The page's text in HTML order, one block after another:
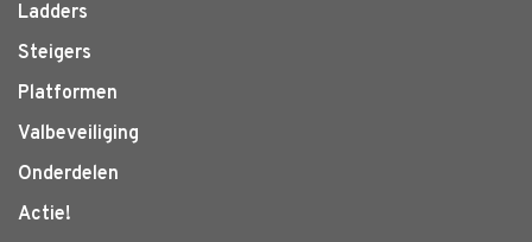
Ladders
Steigers
Platformen
Valbeveiliging
Onderdelen
Actie!